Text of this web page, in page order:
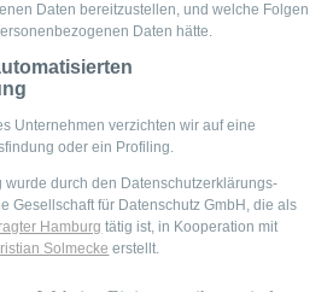
Daten bereitzustellen, und welche Folgen
Daten hätte.
Unternehmen verzichten wir auf eine
oder ein Profiling.
wurde durch den Datenschutzerklärungs-
Gesellschaft für Datenschutz GmbH, die als
Hamburg tätig ist, in Kooperation mit
Solmecke erstellt.